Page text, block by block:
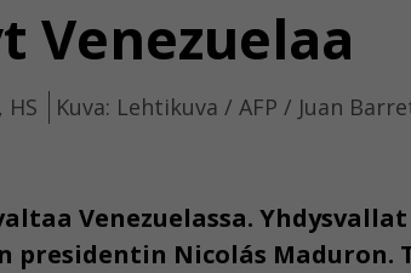
Venezuelaa
Kuva: Lehtikuva / AFP / Juan
Venezuelassa.
presidentin Nicolás Maduron.